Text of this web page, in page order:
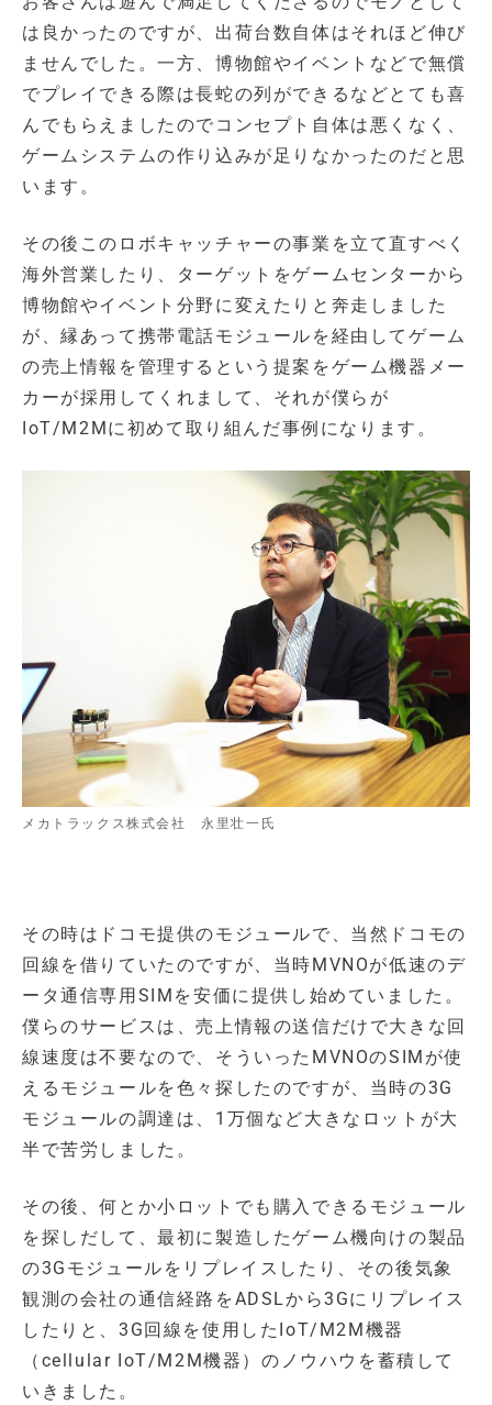
は良かったのですが、出荷台数自体はそれほど伸び
ませんでした。一方、博物館やイベントなどで無償
でプレイできる際は長蛇の列ができるなどとても喜
んでもらえましたのでコンセプト自体は悪くなく、
ゲームシステムの作り込みが足りなかったのだと思
います。
その後このロボキャッチャーの事業を立て直すべく
海外営業したり、ターゲットをゲームセンターから
博物館やイベント分野に変えたりと奔走しました
が、縁あって携帯電話モジュールを経由してゲーム
の売上情報を管理するという提案をゲーム機器メー
カーが採用してくれまして、それが僕らが
IoT/M2Mに初めて取り組んだ事例になります。
メカトラックス株式会社 永里壮一氏
その時はドコモ提供のモジュールで、当然ドコモの
回線を借りていたのですが、当時MVNOが低速のデ
ータ通信専用SIMを安価に提供し始めていました。
僕らのサービスは、売上情報の送信だけで大きな回
線速度は不要なので、そういったMVNOのSIMが使
えるモジュールを色々探したのですが、当時の3G
モジュールの調達は、1万個など大きなロットが大
半で苦労しました。
その後、何とか小ロットでも購入できるモジュール
を探しだして、最初に製造したゲーム機向けの製品
の3Gモジュールをリプレイスしたり、その後気象
観測の会社の通信経路をADSLから3Gにリプレイス
したりと、3G回線を使用したIoT/M2M機器
（cellular IoT/M2M機器）のノウハウを蓄積して
いきました。